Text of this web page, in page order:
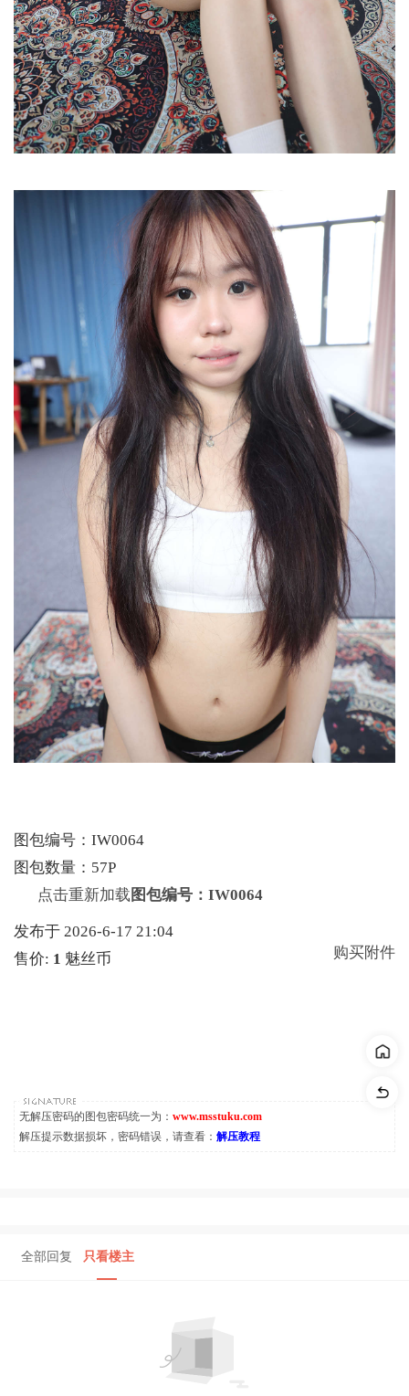
图包编号：IW0064
图包数量：57P
点击重新加载 图包编号：IW0064
发布于 2026-6-17 21:04
售价: 1 魅丝币 购买附件
无解压密码的图包密码统一为： www.msstuku.com
解压提示数据损坏，密码错误，请查看： 解压教程
全部回复 只看楼主